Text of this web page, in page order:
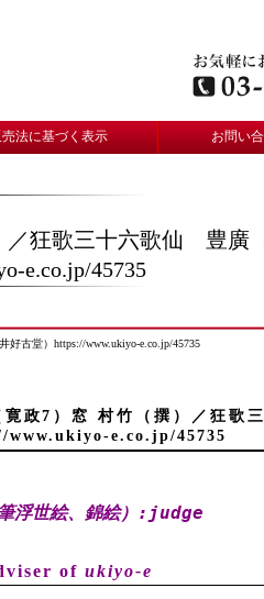
法に基づく表示 お問い
／狂歌三十六歌仙 豊廣
e.co.jp/45735
古堂）https://www.ukiyo-e.co.jp/45735
寛政7）窓 村竹（撰）／狂歌
www.ukiyo-e.co.jp/45735
浮世絵、錦絵） :judge
of ukiyo-e